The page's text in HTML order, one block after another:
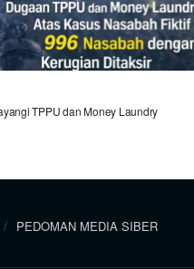
TPPU dan Money Laundry
PEDOMAN MEDIA SIBER